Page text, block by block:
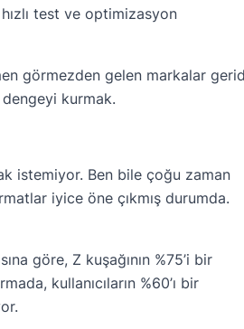
test ve optimizasyon
görmezden gelen markalar
kurmak.
istemiyor. Ben bile çoğu zaman
iyice öne çıkmış durumda.
göre, Z kuşağının %75’i bir
kullanıcıların %60’ı bir